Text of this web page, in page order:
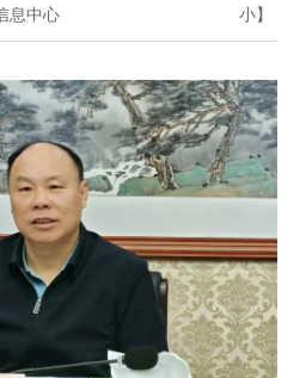
息中心 小】